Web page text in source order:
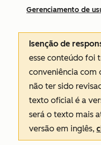
Gerenciamento de
Isenção de
esse conteúdo foi
conveniência com
não ter sido
texto oficial é a
será o texto mais
versão em inglês,